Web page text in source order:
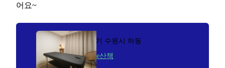
어요~
경기 수원시 하동
The산책